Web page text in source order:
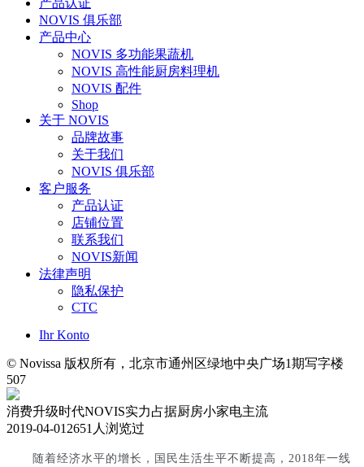
产品认证
NOVIS 俱乐部
产品中心
NOVIS 多功能果蔬机
NOVIS 高性能厨房料理机
NOVIS 配件
Shop
关于 NOVIS
品牌故事
关于我们
NOVIS 俱乐部
客户服务
产品认证
店铺位置
联系我们
NOVIS新闻
法律声明
隐私保护
CTC
Ihr Konto
© Novissa 版权所有，北京市通州区绿地中央广场1期写字楼
507
消费升级时代NOVIS实力占据厨房小家电主流
2019-04-01 2651人浏览过
随着经济水平的增长，国民生活生平不断提高， 2018年一线